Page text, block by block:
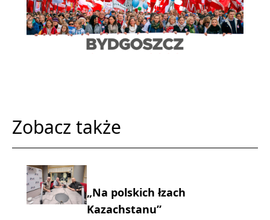
Zobacz także
„Na polskich łzach
Kazachstanu”